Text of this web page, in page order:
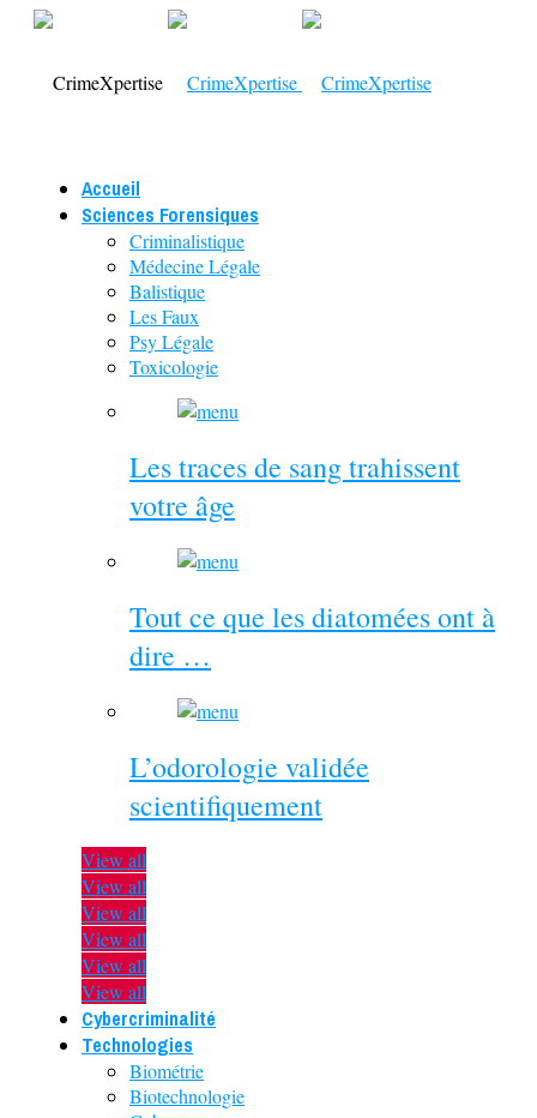
Accueil
Sciences Forensiques
Criminalistique
Médecine Légale
Balistique
Les Faux
Psy Légale
Toxicologie
Les traces de sang trahissent
votre âge
Tout ce que les diatomées ont à
dire …
L’odorologie validée
scientifiquement
View all
View all
View all
View all
View all
View all
Cybercriminalité
Technologies
Biométrie
Biotechnologie